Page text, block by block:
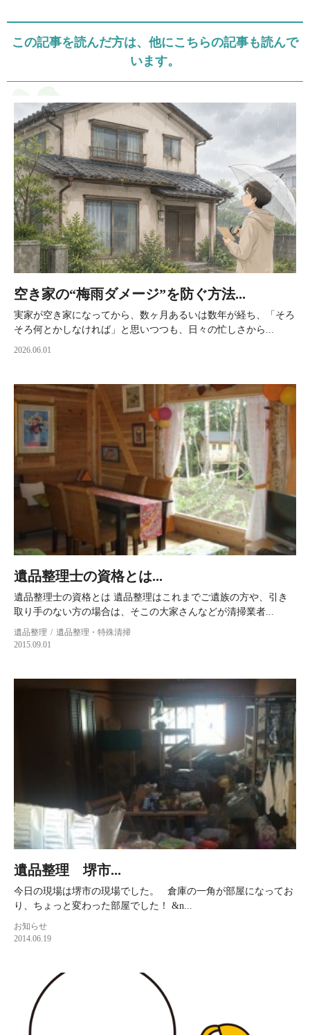
この記事を読んだ方は、他にこちらの記事も読んで
います。
空き家の“梅雨ダメージ”を防ぐ方法...
実家が空き家になってから、数ヶ月あるいは数年が経ち、「そろ
そろ何とかしなければ」と思いつつも、日々の忙しさから...
2026.06.01
遺品整理士の資格とは...
遺品整理士の資格とは 遺品整理はこれまでご遺族の方や、引き
取り手のない方の場合は、そこの大家さんなどが清掃業者...
遺品整理
遺品整理・特殊清掃
2015.09.01
遺品整理 堺市...
今日の現場は堺市の現場でした。 倉庫の一角が部屋になってお
り、ちょっと変わった部屋でした！ &n...
お知らせ
2014.06.19